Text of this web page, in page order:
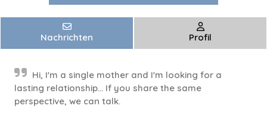
Nachrichten Profil
Hi, I'm a single mother and I'm looking for a
lasting relationship... If you share the same
perspective, we can talk.